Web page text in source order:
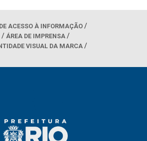
ACESSO À INFORMAÇÃO
ÁREA DE IMPRENSA
VISUAL DA MARCA